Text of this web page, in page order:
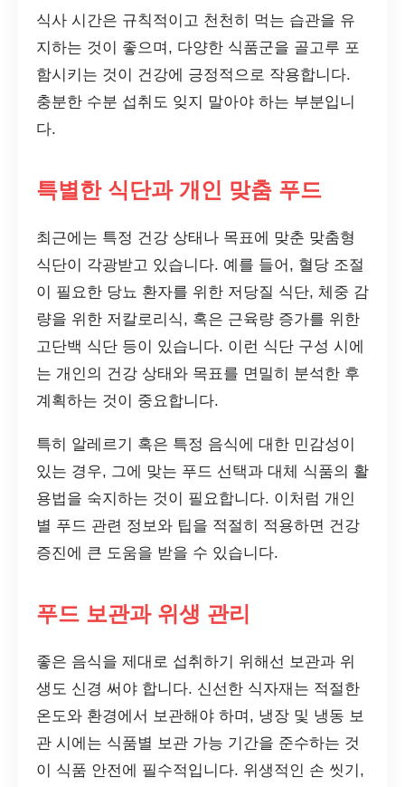
식사 시간은 규칙적이고 천천히 먹는 습관을 유
지하는 것이 좋으며, 다양한 식품군을 골고루 포
함시키는 것이 건강에 긍정적으로 작용합니다.
충분한 수분 섭취도 잊지 말아야 하는 부분입니
다.
특별한 식단과 개인 맞춤 푸드
최근에는 특정 건강 상태나 목표에 맞춘 맞춤형
식단이 각광받고 있습니다. 예를 들어, 혈당 조절
이 필요한 당뇨 환자를 위한 저당질 식단, 체중 감
량을 위한 저칼로리식, 혹은 근육량 증가를 위한
고단백 식단 등이 있습니다. 이런 식단 구성 시에
는 개인의 건강 상태와 목표를 면밀히 분석한 후
계획하는 것이 중요합니다.
특히 알레르기 혹은 특정 음식에 대한 민감성이
있는 경우, 그에 맞는 푸드 선택과 대체 식품의 활
용법을 숙지하는 것이 필요합니다. 이처럼 개인
별 푸드 관련 정보와 팁을 적절히 적용하면 건강
증진에 큰 도움을 받을 수 있습니다.
푸드 보관과 위생 관리
좋은 음식을 제대로 섭취하기 위해선 보관과 위
생도 신경 써야 합니다. 신선한 식자재는 적절한
온도와 환경에서 보관해야 하며, 냉장 및 냉동 보
관 시에는 식품별 보관 가능 기간을 준수하는 것
이 식품 안전에 필수적입니다. 위생적인 손 씻기,